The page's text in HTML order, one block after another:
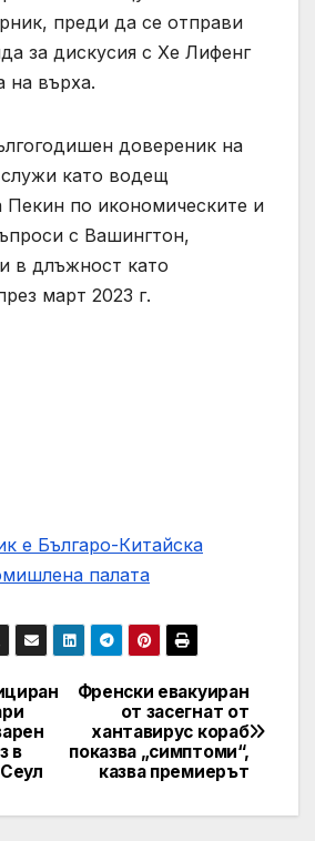
преди да се отправи
за дискусия с Хе Лифенг
на върха.
довереник на
като водещ
Пекин по икономическите и
с Вашингтон,
в длъжност като
март 2023 г.
е Българо-Китайска
палaта
Френски евакуиран
от засегнат от
хантавирус кораб
показва „симптоми“,
казва премиерът
в